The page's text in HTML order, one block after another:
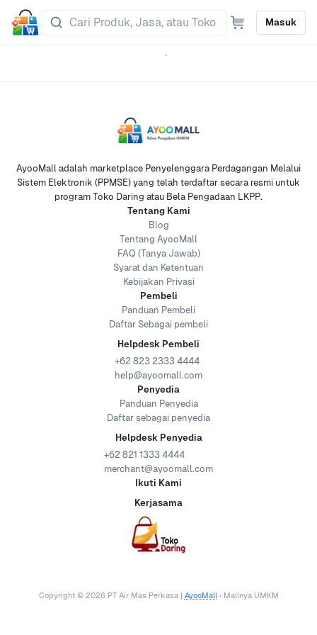
Masuk
AyooMall adalah marketplace Penyelenggara Perdagangan Melalui
Sistem Elektronik (PPMSE) yang telah terdaftar secara resmi untuk
program Toko Daring atau Bela Pengadaan LKPP.
Tentang Kami
Blog
Tentang AyooMall
FAQ (Tanya Jawab)
Syarat dan Ketentuan
Kebijakan Privasi
Pembeli
Panduan Pembeli
Daftar Sebagai pembeli
Helpdesk Pembeli
+62 823 2333 4444
help@ayoomall.com
Penyedia
Panduan Penyedia
Daftar sebagai penyedia
Helpdesk Penyedia
+62 821 1333 4444
merchant@ayoomall.com
Ikuti Kami
Kerjasama
Copyright © 2026 PT Air Mas Perkasa | AyooMall • Mallnya UMKM